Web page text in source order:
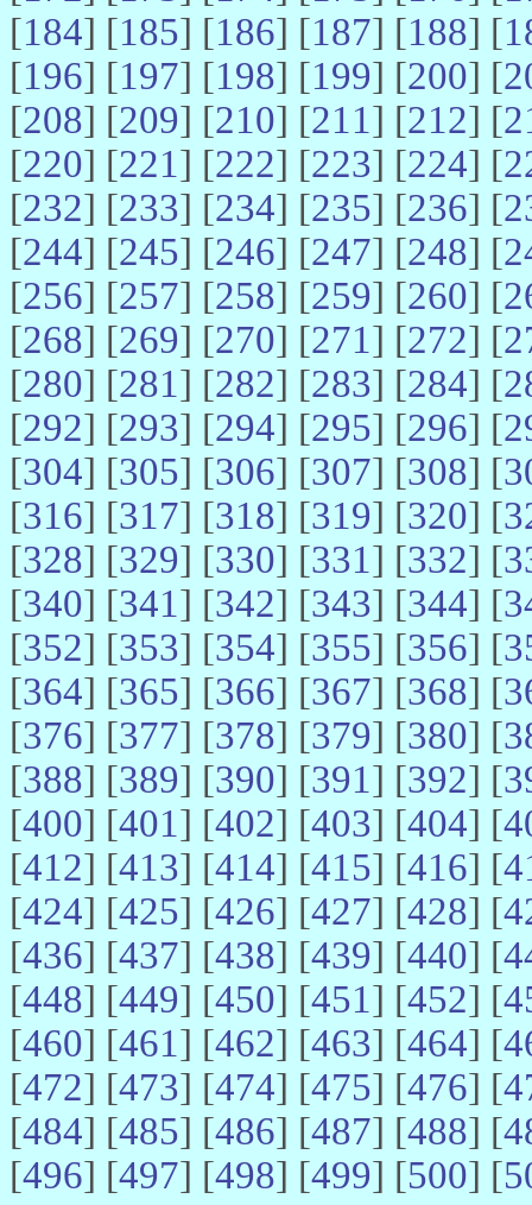
[184] [185] [186] [187] [188] [
[196] [197] [198] [199] [200] [
[208] [209] [210] [211] [212] [
[220] [221] [222] [223] [224] [
[232] [233] [234] [235] [236] [
[244] [245] [246] [247] [248] [
[256] [257] [258] [259] [260] [
[268] [269] [270] [271] [272] [
[280] [281] [282] [283] [284] [
[292] [293] [294] [295] [296] [
[304] [305] [306] [307] [308] [
[316] [317] [318] [319] [320] [
[328] [329] [330] [331] [332] [
[340] [341] [342] [343] [344] [
[352] [353] [354] [355] [356] [
[364] [365] [366] [367] [368] [
[376] [377] [378] [379] [380] [
[388] [389] [390] [391] [392] [
[400] [401] [402] [403] [404] [
[412] [413] [414] [415] [416] [
[424] [425] [426] [427] [428] [
[436] [437] [438] [439] [440] [
[448] [449] [450] [451] [452] [
[460] [461] [462] [463] [464] [
[472] [473] [474] [475] [476] [
[484] [485] [486] [487] [488] [
[496] [497] [498] [499] [500] [